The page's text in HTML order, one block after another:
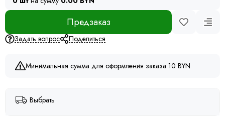
Предзаказ
Задать вопрос Поделиться
Минимальная сумма для оформления заказа 10 BYN
Выбрать